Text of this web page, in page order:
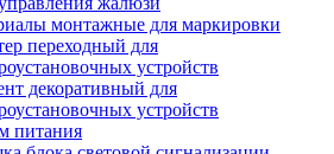
монтажные для маркировки
переходный для
устройств
декоративный для
устройств
питания